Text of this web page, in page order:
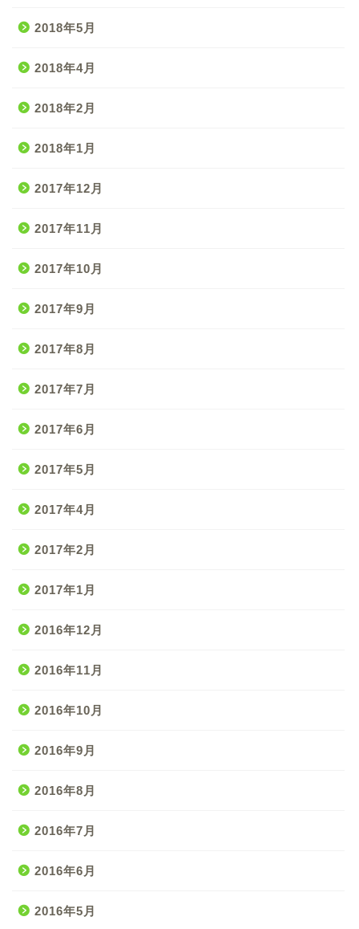
2018年5月
2018年4月
2018年2月
2018年1月
2017年12月
2017年11月
2017年10月
2017年9月
2017年8月
2017年7月
2017年6月
2017年5月
2017年4月
2017年2月
2017年1月
2016年12月
2016年11月
2016年10月
2016年9月
2016年8月
2016年7月
2016年6月
2016年5月